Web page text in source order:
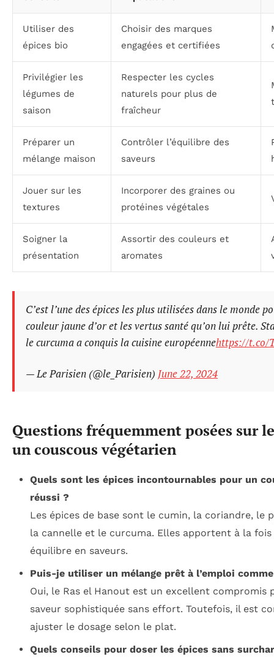
Utiliser des
épices bio
Choisir des marques
engagées et certifiées
Privilégier les
légumes de
saison
Respecter les cycles
naturels pour plus de
fraîcheur
Préparer un
mélange maison
Contrôler l’équilibre des
saveurs
Jouer sur les
textures
Incorporer des graines ou
protéines végétales
Soigner la
présentation
Assortir des couleurs et
aromates
C’est l’une des épices les plus utilisées dans le monde
couleur jaune d’or et les vertus santé qu’on lui prête.
le curcuma a conquis la cuisine européennehttps://t.co/
— Le Parisien (@le_Parisien) June 22, 2024
Questions fréquemment posées sur
un couscous végétarien
Quels sont les épices incontournables pour un
réussi ?
Les épices de base sont le cumin, la coriandre, le
la cannelle et le curcuma. Elles apportent à la
équilibre en saveurs.
Puis-je utiliser un mélange prêt à l’emploi
Oui, le Ras el Hanout est un excellent compromis
saveur sophistiquée sans effort. Toutefois, il est
ajuster le dosage selon le plat.
Quels conseils pour doser les épices sans